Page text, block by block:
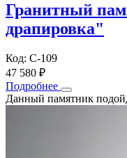
Гранитный
драпировка"
Код: С-109
47 580 ₽
Подробнее
Данный памятник